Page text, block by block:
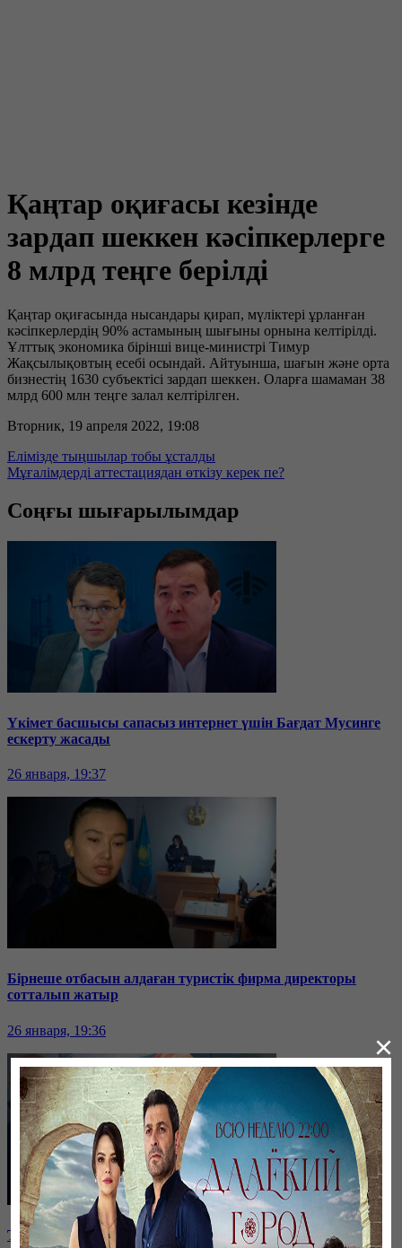
Қаңтар оқиғасы кезінде
зардап шеккен кәсіпкерлерге
8 млрд теңге берілді
Қаңтар оқиғасында нысандары қирап, мүліктері ұрланған
кәсіпкерлердің 90% астамының шығыны орнына келтірілді.
Ұлттық экономика бірінші вице-министрі Тимур
Жақсылықовтың есебі осындай. Айтуынша, шағын және орта
бизнестің 1630 субъектісі зардап шеккен. Оларға шамаман 38
млрд 600 млн теңге залал келтірілген.
Вторник, 19 апреля 2022, 19:08
Елімізде тыңшылар тобы ұсталды
Мұғалімдерді аттестациядан өткізу керек пе?
Соңғы шығарылымдар
Үкімет басшысы сапасыз интернет үшін Бағдат Мусинге
ескерту жасады
26 января, 19:37
Бірнеше отбасын алдаған туристік фирма директоры
сотталып жатыр
26 января, 19:36
Таразда ТЭЦ қызметкерлері жалақы көтеруді талап етті
×